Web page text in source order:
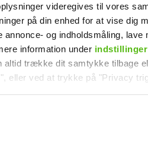
videregives til vores
på din enhed for at vise dig
annonce- og indholdsmåling, lave
information under indstillinger
altid trække dit samtykke tilbage
eller ved at trykke på "Privacy